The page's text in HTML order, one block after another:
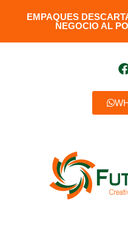
EMPAQUES
NEGOCIO AL